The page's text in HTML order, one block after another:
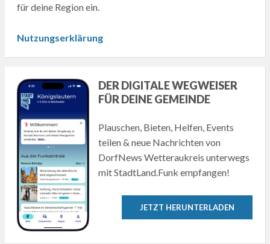
für deine Region ein.
Nutzungserklärung
DER DIGITALE WEGWEISER
FÜR DEINE GEMEINDE
Plauschen, Bieten, Helfen, Events
teilen & neue Nachrichten von
DorfNews Wetteraukreis unterwegs
mit StadtLand.Funk empfangen!
JETZT HERUNTERLADEN